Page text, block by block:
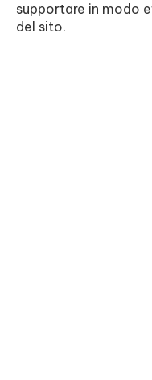
supportare in modo
del sito.